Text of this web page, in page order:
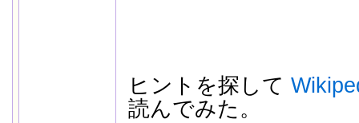
ヒントを探して
読んでみた。